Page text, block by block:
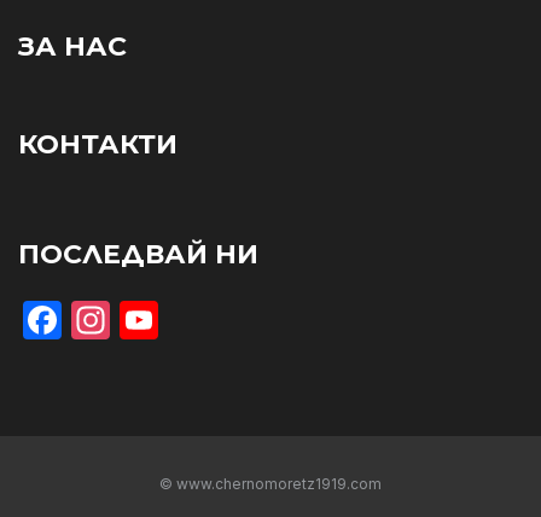
ЗА НАС
КОНТАКТИ
ПОСЛЕДВАЙ НИ
Facebook
Instagram
© www.chernomoretz1919.com